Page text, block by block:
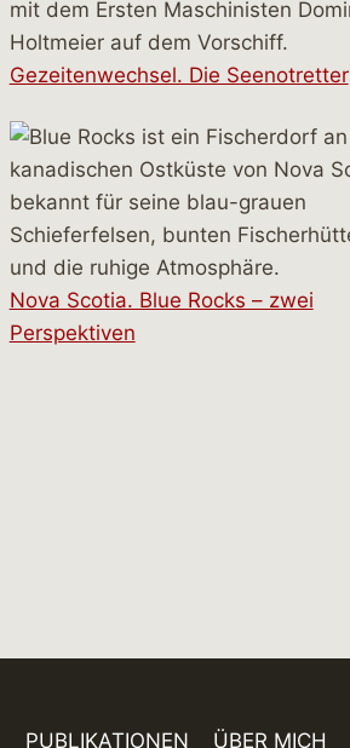
Gezeitenwechsel. Die Seenotretter
Nova Scotia. Blue Rocks – zwei
Perspektiven
PUBLIKATIONEN ÜBER MICH